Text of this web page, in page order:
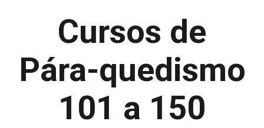
Cursos de
Pára-quedismo
101 a 150